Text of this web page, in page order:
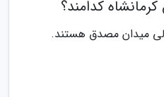
کدامند؟
میدان مصدق هستند.